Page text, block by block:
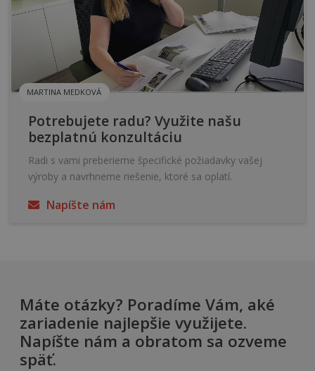
MARTINA MEDKOVÁ
Potrebujete radu? Využite našu
bezplatnú konzultáciu
Radi s vami preberieme špecifické požiadavky vašej
výroby a navrhneme riešenie, ktoré sa oplatí.
Napíšte nám
Máte otázky? Poradíme Vám, aké
zariadenie najlepšie využijete.
Napíšte nám a obratom sa ozveme
späť.